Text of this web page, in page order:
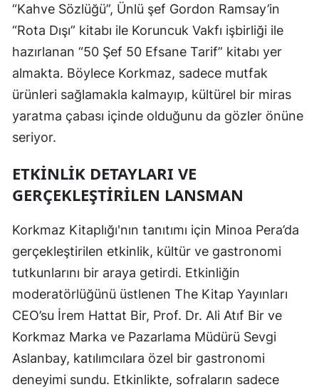
“Kahve Sözlüğü”, Ünlü şef Gordon Ramsay’in
“Rota Dışı” kitabı ile Koruncuk Vakfı işbirliği ile
hazırlanan “50 Şef 50 Efsane Tarif” kitabı yer
almakta. Böylece Korkmaz, sadece mutfak
ürünleri sağlamakla kalmayıp, kültürel bir miras
yaratma çabası içinde olduğunu da gözler önüne
seriyor.
ETKINLIK DETAYLARI VE
GERÇEKLEŞTIRILEN LANSMAN
Korkmaz Kitaplığı'nın tanıtımı için Minoa Pera’da
gerçekleştirilen etkinlik, kültür ve gastronomi
tutkunlarını bir araya getirdi. Etkinliğin
moderatörlüğünü üstlenen The Kitap Yayınları
CEO’su İrem Hattat Bir, Prof. Dr. Ali Atıf Bir ve
Korkmaz Marka ve Pazarlama Müdürü Sevgi
Aslanbay, katılımcılara özel bir gastronomi
deneyimi sundu. Etkinlikte, sofraların sadece